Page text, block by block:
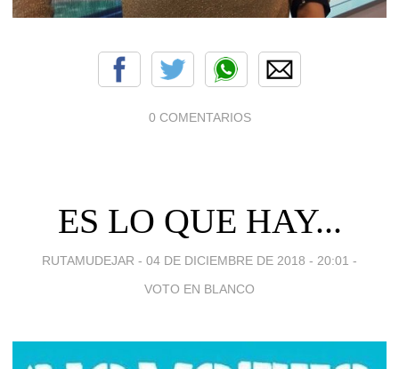
0 COMENTARIOS
ES LO QUE HAY...
RUTAMUDEJAR - 04 DE DICIEMBRE DE 2018 - 20:01 -
VOTO EN BLANCO